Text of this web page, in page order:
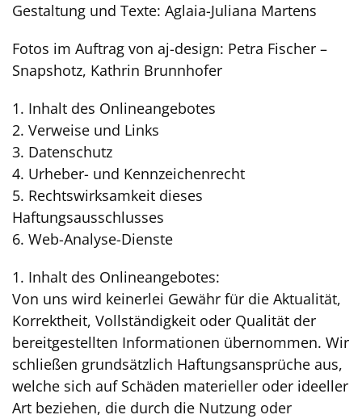
Gestaltung und Texte: Aglaia-Juliana Martens
Fotos im Auftrag von aj-design: Petra Fischer –
Snapshotz, Kathrin Brunnhofer
1. Inhalt des Onlineangebotes
2. Verweise und Links
3. Datenschutz
4. Urheber- und Kennzeichenrecht
5. Rechtswirksamkeit dieses
Haftungsausschlusses
6. Web-Analyse-Dienste
1. Inhalt des Onlineangebotes:
Von uns wird keinerlei Gewähr für die Aktualität,
Korrektheit, Vollständigkeit oder Qualität der
bereitgestellten Informationen übernommen. Wir
schließen grundsätzlich Haftungsansprüche aus,
welche sich auf Schäden materieller oder ideeller
Art beziehen, die durch die Nutzung oder